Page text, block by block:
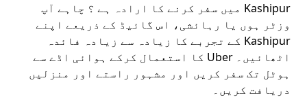
Kashipur میں سفر کرنے کا ارادہ ہے ؟ چاہے آپ
وزٹر ہوں یا رہائشی، اس گائیڈ کے ذریعے اپنے
Kashipur کے تجربے کا زیادہ سے زیادہ فائدہ
اٹھائیں۔ Uber کا استعمال کرکے ہوائی اڈے سے
ہوٹل تک سفر کریں اور مشہور راستے اور منزلیں
دریافت کریں۔